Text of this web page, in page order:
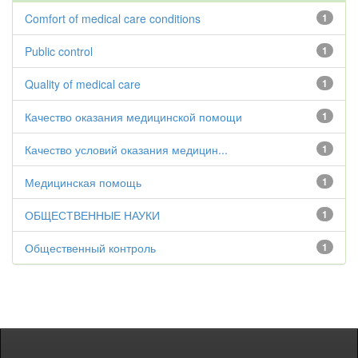
1
Comfort of medical care conditions
1
Public control
1
Quality of medical care
1
Качество оказания медицинской помощи
1
Качество условий оказания медицин...
1
Медицинская помощь
1
ОБЩЕСТВЕННЫЕ НАУКИ
1
Общественный контроль